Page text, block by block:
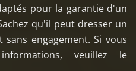
pour la garantie d'un
qu'il peut dresser un
engagement. Si vous
veuillez le